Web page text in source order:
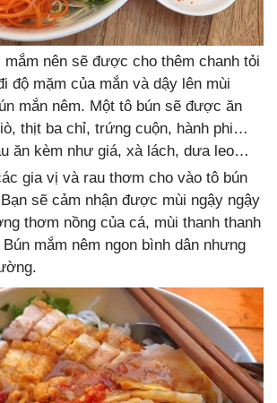
mắm nên sẽ được cho thêm chanh tỏi
độ mặm của mắn và dậy lên mùi
mắn nêm. Một tô bún sẽ được ăn
thịt ba chỉ, trứng cuộn, hành phi…
ăn kèm như giá, xà lách, dưa leo…
gia vị và rau thơm cho vào tô bún
sẽ cảm nhận được mùi ngậy ngậy
thơm nồng của cá, mùi thanh thanh
mắm nêm ngon bình dân nhưng